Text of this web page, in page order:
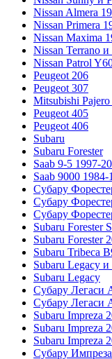
Nissan Almera
Nissan Primera
Nissan Maxima
Nissan Terrano
Nissan Patrol
Peugeot 206
Peugeot 307
Mitsubishi
Peugeot 405
Peugeot 406
Subaru
Subaru Forester
Saab 9-5 1997-
Saab 9000 1984-
Субару
Субару
Субару
Subaru Forester
Subaru Forester
Subaru Tribeca
Subaru Legacy
Subaru Legacy
Субару Легаси
Субару Легаси
Subaru Impreza
Subaru Impreza
Subaru Impreza
Субару